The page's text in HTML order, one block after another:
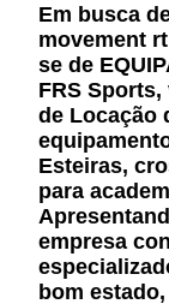
Em busca
movement
se de
FRS
de Locação
Esteiras,
para
empresa
bom